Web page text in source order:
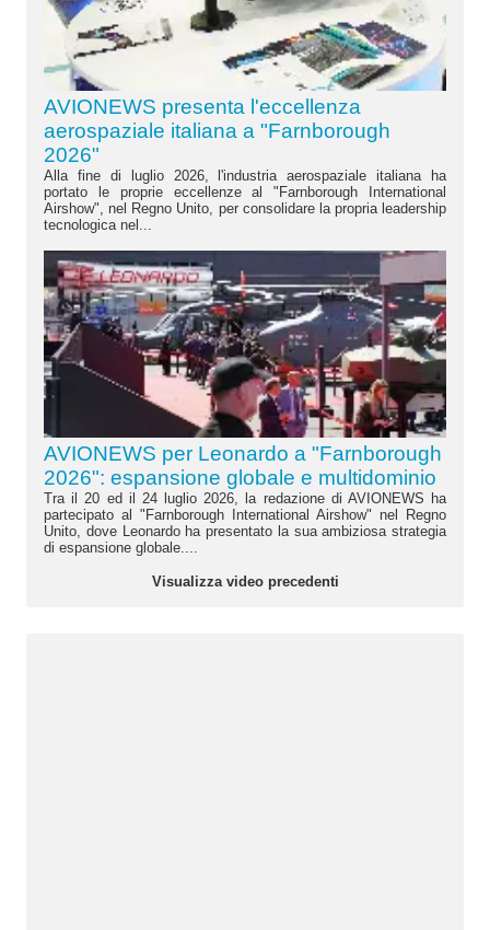
AVIONEWS presenta l'eccellenza
aerospaziale italiana a "Farnborough
2026"
Alla fine di luglio 2026, l'industria aerospaziale italiana ha
portato le proprie eccellenze al "Farnborough International
Airshow", nel Regno Unito, per consolidare la propria leadership
tecnologica nel...
AVIONEWS per Leonardo a "Farnborough
2026": espansione globale e multidominio
Tra il 20 ed il 24 luglio 2026, la redazione di AVIONEWS ha
partecipato al "Farnborough International Airshow" nel Regno
Unito, dove Leonardo ha presentato la sua ambiziosa strategia
di espansione globale....
Visualizza video precedenti